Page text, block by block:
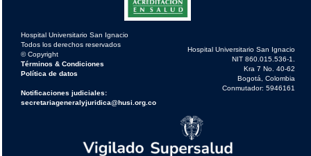
Hospital Universitario San Ignacio
Todos los derechos reservados
© Copyright
Términos & Condiciones
Política de datos
Notificaciones judiciales:
secretariageneralyjuridica@husi.org.co
Hospital Universitario San Ignacio
NIT 860.015.536-1.
Kra 7 No. 40-62
Bogotá, Colombia
Conmutador: 5946161